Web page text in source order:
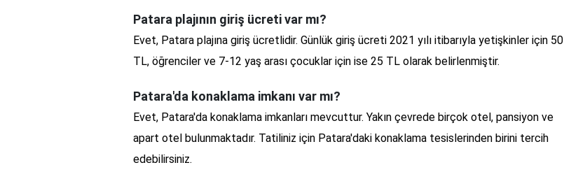
Patara plajının giriş ücreti var mı?
Evet, Patara plajına giriş ücretlidir. Günlük giriş ücreti 2021 yılı itibarıyla yetişkinler için 50
TL, öğrenciler ve 7-12 yaş arası çocuklar için ise 25 TL olarak belirlenmiştir.
Patara'da konaklama imkanı var mı?
Evet, Patara'da konaklama imkanları mevcuttur. Yakın çevrede birçok otel, pansiyon ve
apart otel bulunmaktadır. Tatiliniz için Patara'daki konaklama tesislerinden birini tercih
edebilirsiniz.